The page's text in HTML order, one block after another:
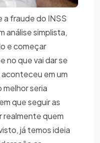
a fraude do INSS
análise simplista,
e começar
no que vai dar se
em um
seria
que seguir as
realmente quem
já temos ideia